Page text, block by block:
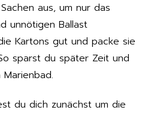
aus, um nur das
unnötigen Ballast
Kartons gut und packe sie
sparst du später Zeit und
du dich zunächst um die